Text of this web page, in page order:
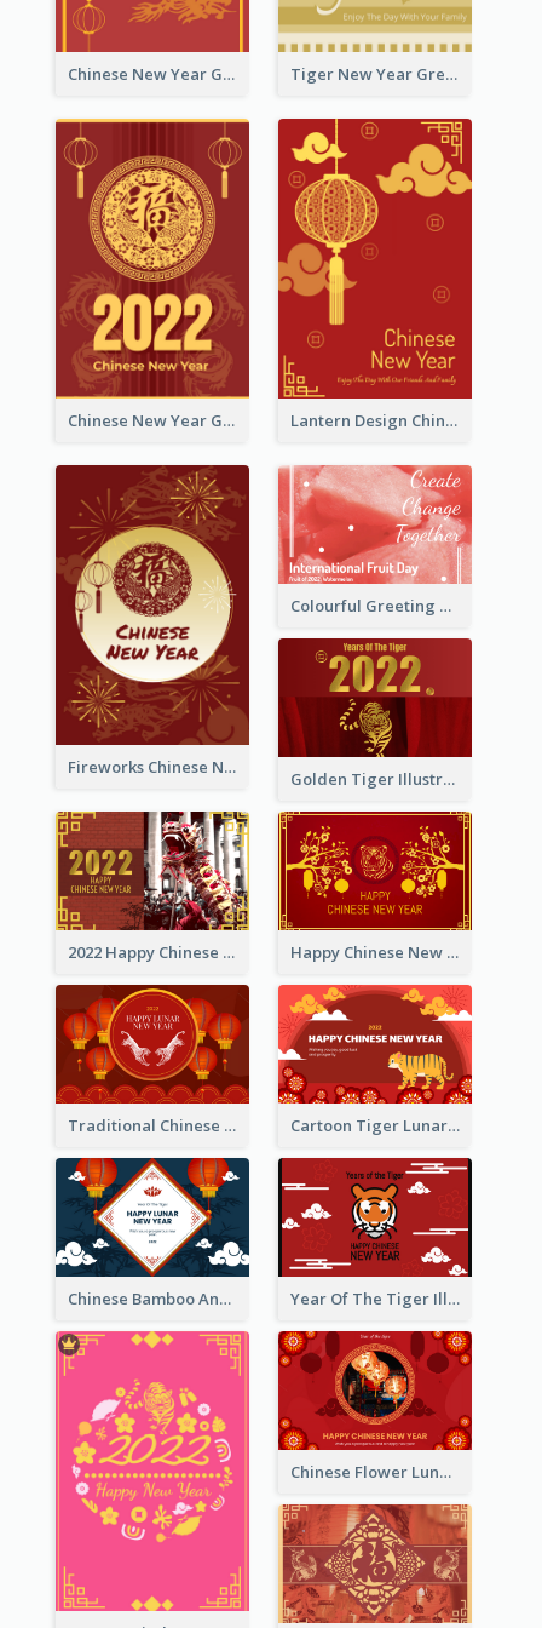
Chinese New Year Greeting Card With Graphic Decorations Tiger New Year Greeting Card With Decorations
Chinese New Year Greeting Card With Dragon Decorations Lantern Design Chinese New Year Greeting Card
Fireworks Chinese New Year Greeting Card
Colourful Greeting Card For International Fruit Day 2021
Golden Tiger Illustration Chinese New Year Greeting Card
2022 Happy Chinese New Year Greeting Card With Photo Happy Chinese New Year Greeting Card With Chinese Tree Illustration
Traditional Chinese New Year Celebration Greeting Card Cartoon Tiger Lunar New Year Greeting Card
Chinese Bamboo And Lanterns New Year Greeting Card Year Of The Tiger Illustration Chinese New Year Greeting Card
Chinese Flower Lunar New Year Greeting Card